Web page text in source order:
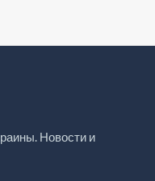
Новости и